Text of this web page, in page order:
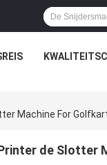
Machine For
de Slotter